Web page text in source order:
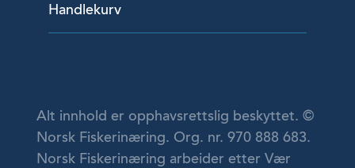
Handlekurv
Alt innhold er opphavsrettslig beskyttet. ©
Norsk Fiskerinæring. Org. nr. 970 888 683.
Norsk Fiskerinæring arbeider etter Vær